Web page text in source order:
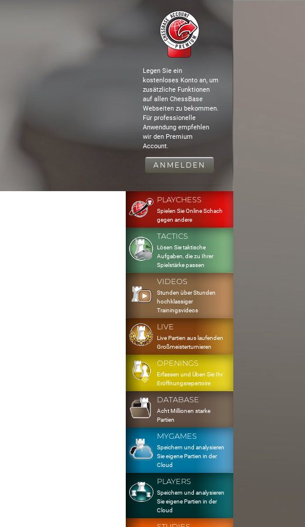
Legen Sie ein
kostenloses Konto an, um
zusätzliche Funktionen
auf allen ChessBase
Webseiten zu bekommen.
Für professionelle
Anwendung empfehlen
wir den Premium
Account.
ANMELDEN
PLAYCHESS
Spielen Sie Online Schach
gegen andere
TACTICS
Lösen Sie taktische
Aufgaben, die zu Ihrer
Spielstärke passen
VIDEOS
Stunden über Stunden
hochklassiger
Trainingsvideos
LIVE
Live Partien aus laufenden
Großmeisterturnieren
OPENINGS
Erfassen und Üben Sie Ihr
Eröffnungsrepertoire
DATABASE
Acht Millionen starke
Partien
MYGAMES
Speichern und analysieren
Sie eigene Partien in der
Cloud
PLAYERS
Speichern und analysieren
Sie eigene Partien in der
Cloud